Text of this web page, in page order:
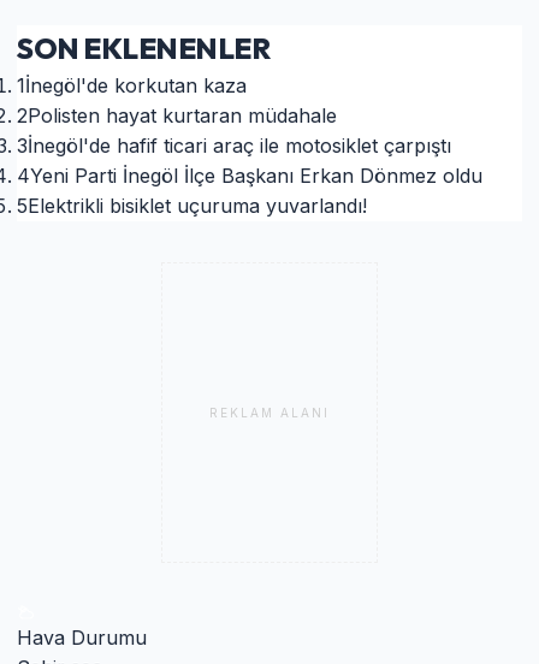
SON EKLENENLER
1İnegöl'de korkutan kaza
2Polisten hayat kurtaran müdahale
3İnegöl'de hafif ticari araç ile motosiklet çarpıştı
4Yeni Parti İnegöl İlçe Başkanı Erkan Dönmez oldu
5Elektrikli bisiklet uçuruma yuvarlandı!
REKLAM ALANI
Hava Durumu